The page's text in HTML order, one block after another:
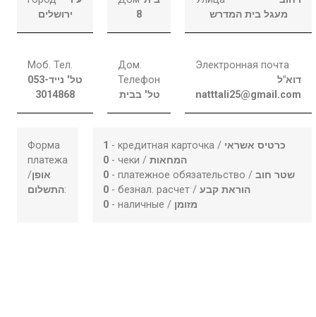
ירושלים
8
מעגל בית המדרש
Моб. Тел.
טל' נייד053-
3014868
Дом.
Телефон
טל' בבית
Электронная почта
דוא"ל
natttali25@gmail.com
Форма
платежа
/אופן
התשלום:
1 - кредитная карточка / כרטיס אשראי
0 - чеки /המחאות
0 - платежное обязательство /שטר חוב
0 - безнал. расчет /הוראת קבע
0 - наличные / מזומן